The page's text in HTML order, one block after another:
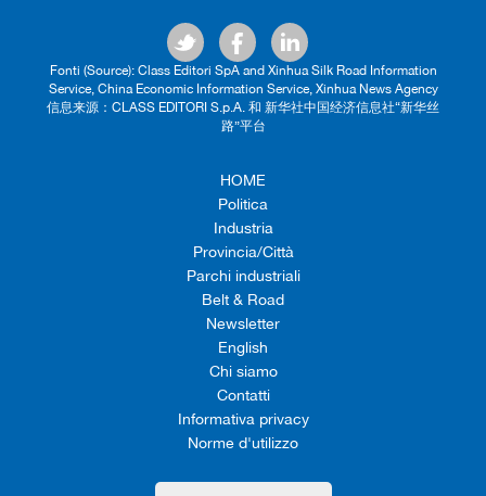
Fonti (Source): Class Editori SpA and Xinhua Silk Road Information
Service, China Economic Information Service, Xinhua News Agency
信息来源：CLASS EDITORI S.p.A. 和 新华社中国经济信息社“新华丝
路”平台
HOME
Politica
Industria
Provincia/Città
Parchi industriali
Belt & Road
Newsletter
English
Chi siamo
Contatti
Informativa privacy
Norme d'utilizzo